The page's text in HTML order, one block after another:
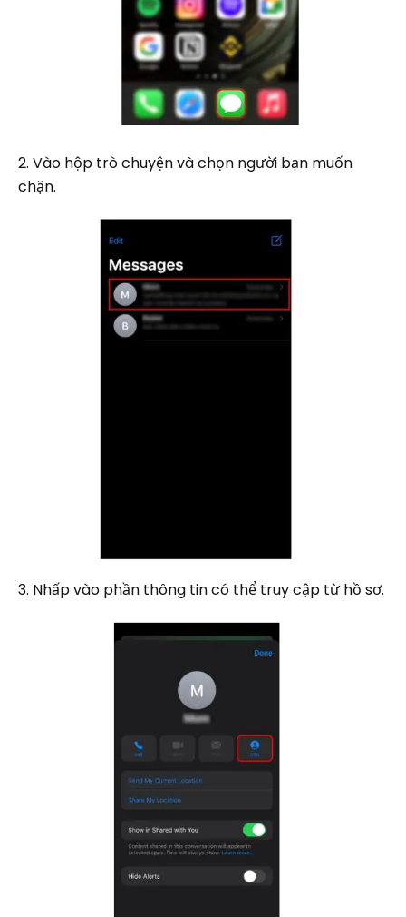
2. Vào hộp trò chuyện và chọn người bạn muốn
chặn.
3. Nhấp vào phần thông tin có thể truy cập từ hồ sơ.